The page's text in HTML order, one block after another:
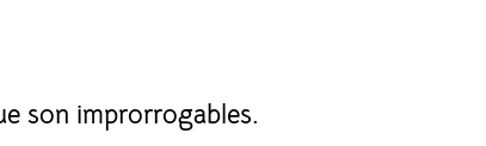
son improrrogables.